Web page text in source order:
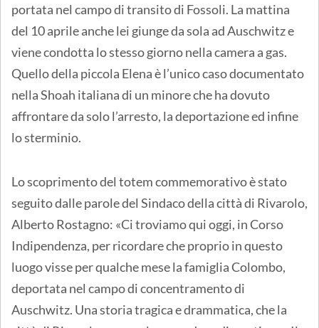
portata nel campo di transito di Fossoli. La mattina
del 10 aprile anche lei giunge da sola ad Auschwitz e
viene condotta lo stesso giorno nella camera a gas.
Quello della piccola Elena è l’unico caso documentato
nella Shoah italiana di un minore che ha dovuto
affrontare da solo l’arresto, la deportazione ed infine
lo sterminio.
Lo scoprimento del totem commemorativo è stato
seguito dalle parole del Sindaco della città di Rivarolo,
Alberto Rostagno: «Ci troviamo qui oggi, in Corso
Indipendenza, per ricordare che proprio in questo
luogo visse per qualche mese la famiglia Colombo,
deportata nel campo di concentramento di
Auschwitz. Una storia tragica e drammatica, che la